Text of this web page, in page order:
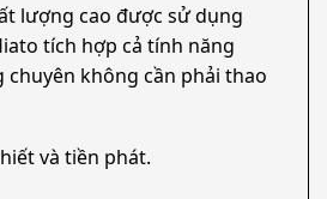
lượng cao được sử dụng
tích hợp cả tính năng
chuyên không cần phải thao
và tiền phát.